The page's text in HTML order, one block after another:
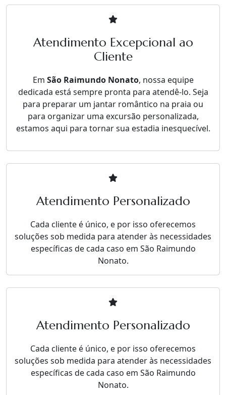
Atendimento Excepcional ao
Cliente
Em São Raimundo Nonato, nossa equipe
dedicada está sempre pronta para atendê-lo. Seja
para preparar um jantar romântico na praia ou
para organizar uma excursão personalizada,
estamos aqui para tornar sua estadia inesquecível.
Atendimento Personalizado
Cada cliente é único, e por isso oferecemos
soluções sob medida para atender às necessidades
específicas de cada caso em São Raimundo
Nonato.
Atendimento Personalizado
Cada cliente é único, e por isso oferecemos
soluções sob medida para atender às necessidades
específicas de cada caso em São Raimundo
Nonato.